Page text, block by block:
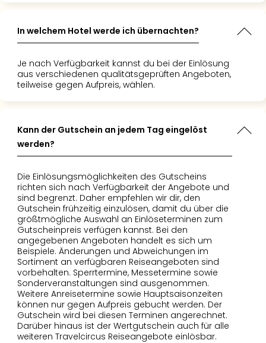
In welchem Hotel werde ich übernachten?
Je nach Verfügbarkeit kannst du bei der Einlösung
aus verschiedenen qualitätsgeprüften Angeboten,
teilweise gegen Aufpreis, wählen.
Kann der Gutschein an jedem Tag eingelöst
werden?
Die Einlösungsmöglichkeiten des Gutscheins
richten sich nach Verfügbarkeit der Angebote und
sind begrenzt. Daher empfehlen wir dir, den
Gutschein frühzeitig einzulösen, damit du über die
größtmögliche Auswahl an Einlöseterminen zum
Gutscheinpreis verfügen kannst. Bei den
angegebenen Angeboten handelt es sich um
Beispiele. Änderungen und Abweichungen im
Sortiment an verfügbaren Reiseangeboten sind
vorbehalten. Sperrtermine, Messetermine sowie
Sonderveranstaltungen sind ausgenommen.
Weitere Anreisetermine sowie Hauptsaisonzeiten
können nur gegen Aufpreis gebucht werden. Der
Gutschein wird bei diesen Terminen angerechnet.
Darüber hinaus ist der Wertgutschein auch für alle
weiteren Travelcircus Reiseangebote einlösbar.